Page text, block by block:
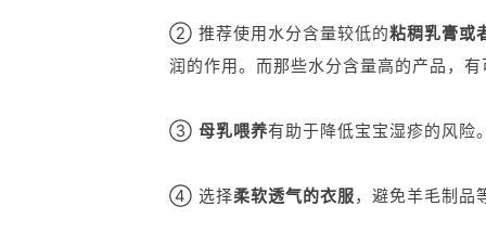
② 推荐使用水分含量较低的粘稠乳膏或
润的作用。而那些水分含量高的产品，
③ 母乳喂养有助于降低宝宝湿疹的风险
④ 选择柔软透气的衣服，避免羊毛制品